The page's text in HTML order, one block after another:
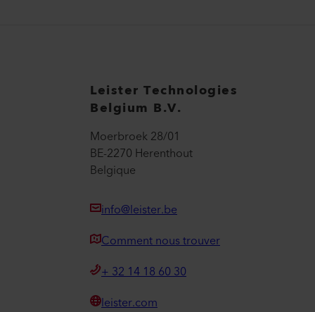
Leister Technologies
Belgium B.V.
Moerbroek 28/01
BE-2270 Herenthout
Belgique
info@leister.be
Comment nous trouver
+ 32 14 18 60 30
leister.com